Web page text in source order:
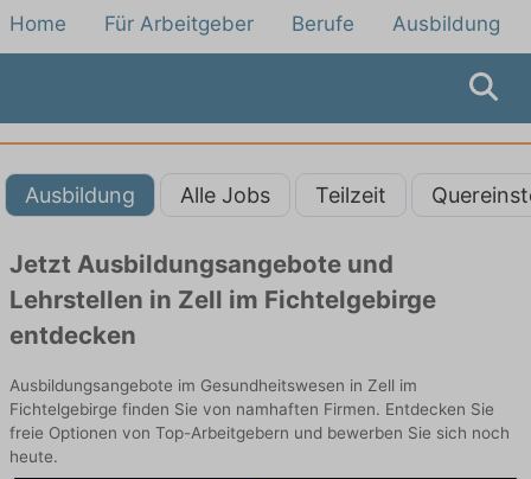
Home Für Arbeitgeber Berufe Ausbildung
Ausbildung Alle Jobs Teilzeit
Jetzt Ausbildungsangebote und
Lehrstellen in Zell im Fichtelgebirge
entdecken
Ausbildungsangebote im Gesundheitswesen in Zell im
Fichtelgebirge finden Sie von namhaften Firmen. Entdecken Sie
freie Optionen von Top-Arbeitgebern und bewerben Sie sich noch
heute.